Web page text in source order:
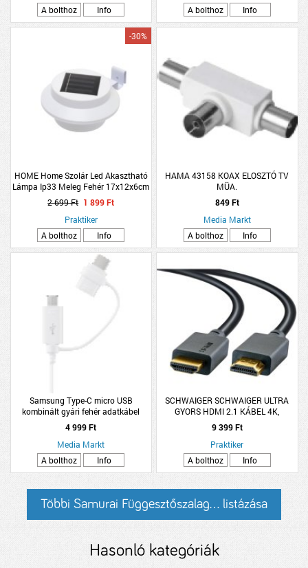
A bolthoz
Info
A bolthoz
Info
HOME Home Szolár Led Akasztható
Lámpa Ip33 Meleg Fehér 17x12x6cm
Fehér
-30%
2 699 Ft 1 899 Ft
Praktiker
A bolthoz
Info
HAMA 43158 KOAX ELOSZTÓ TV
MÜA.
849 Ft
Media Markt
A bolthoz
Info
Samsung Type-C micro USB
kombinált gyári fehér adatkábel
4 999 Ft
Media Markt
A bolthoz
Info
SCHWAIGER SCHWAIGER ULTRA
GYORS HDMI 2.1 KÁBEL 4K,
120HZ/8K, 60HZ 1,5M, FEKETE
9 399 Ft
Praktiker
A bolthoz
Info
Többi Samurai Függesztőszalag... listázása
Hasonló kategóriák